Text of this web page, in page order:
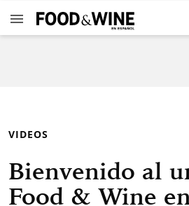
VIDEOS
Bienvenido al
Food & Wine